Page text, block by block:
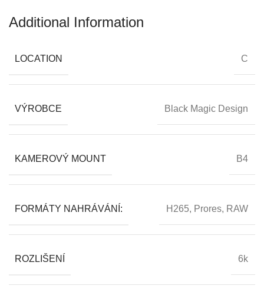
Additional Information
LOCATION C
VÝROBCE Black Magic Design
KAMEROVÝ MOUNT B4
FORMÁTY NAHRÁVÁNÍ: H265, Prores, RAW
ROZLIŠENÍ 6k